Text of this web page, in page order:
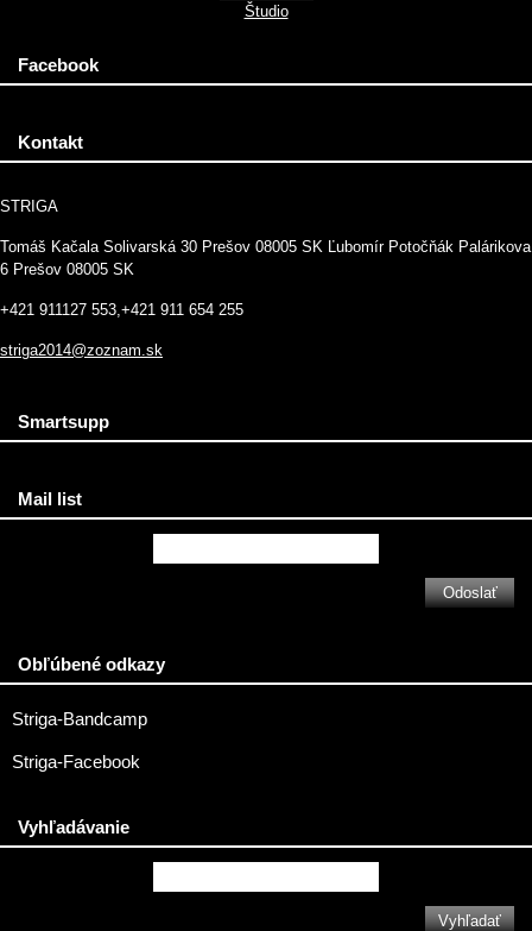
Študio
Facebook
Kontakt
STRIGA
Tomáš Kačala Solivarská 30 Prešov 08005 SK Ľubomír Potočňák Palárikova
6 Prešov 08005 SK
+421 911127 553,+421 911 654 255
striga2014@zoznam.sk
Smartsupp
Mail list
Obľúbené odkazy
Striga-Bandcamp
Striga-Facebook
Vyhľadávanie